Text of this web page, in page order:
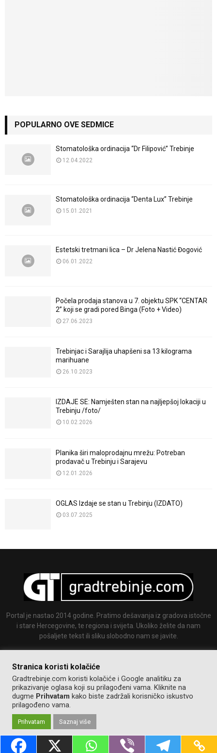
POPULARNO OVE SEDMICE
Stomatološka ordinacija “Dr Filipović” Trebinje
12.04.2022
Stomatološka ordinacija “Denta Lux” Trebinje
15.01.2021
Estetski tretmani lica – Dr Jelena Nastić Đogović
06.01.2022
Počela prodaja stanova u 7. objektu SPK “CENTAR
2” koji se gradi pored Binga (Foto + Video)
27.06.2023
Trebinjac i Sarajlija uhapšeni sa 13 kilograma
marihuane
26.10.2023
IZDAJE SE: Namješten stan na najljepšoj lokaciji u
Trebinju /foto/
10.02.2026
Planika širi maloprodajnu mrežu: Potreban
prodavač u Trebinju i Sarajevu
12.01.2026
OGLAS Izdaje se stan u Trebinju (IZDATO)
03.07.2025
Portal je nastao 2014 godine. Pratimo dešavanja iz gradova istočne
i stare Hercegovine, te regiona i svijeta. Ukoliko želite da nam
pošaljete tekst ili sliku slobodno nam se javite.
@2014-2020. Sva prava zadržana.
Stranica koristi kolačiće
Gradtrebinje.com koristi kolačiće i Google analitiku za
prikazivanje oglasa koji su prilagođeni vama. Kliknite na
dugme Prihvatam kako biste zadržali korisničko iskustvo
prilagođeno vama.
Prihvatam Saznaj više